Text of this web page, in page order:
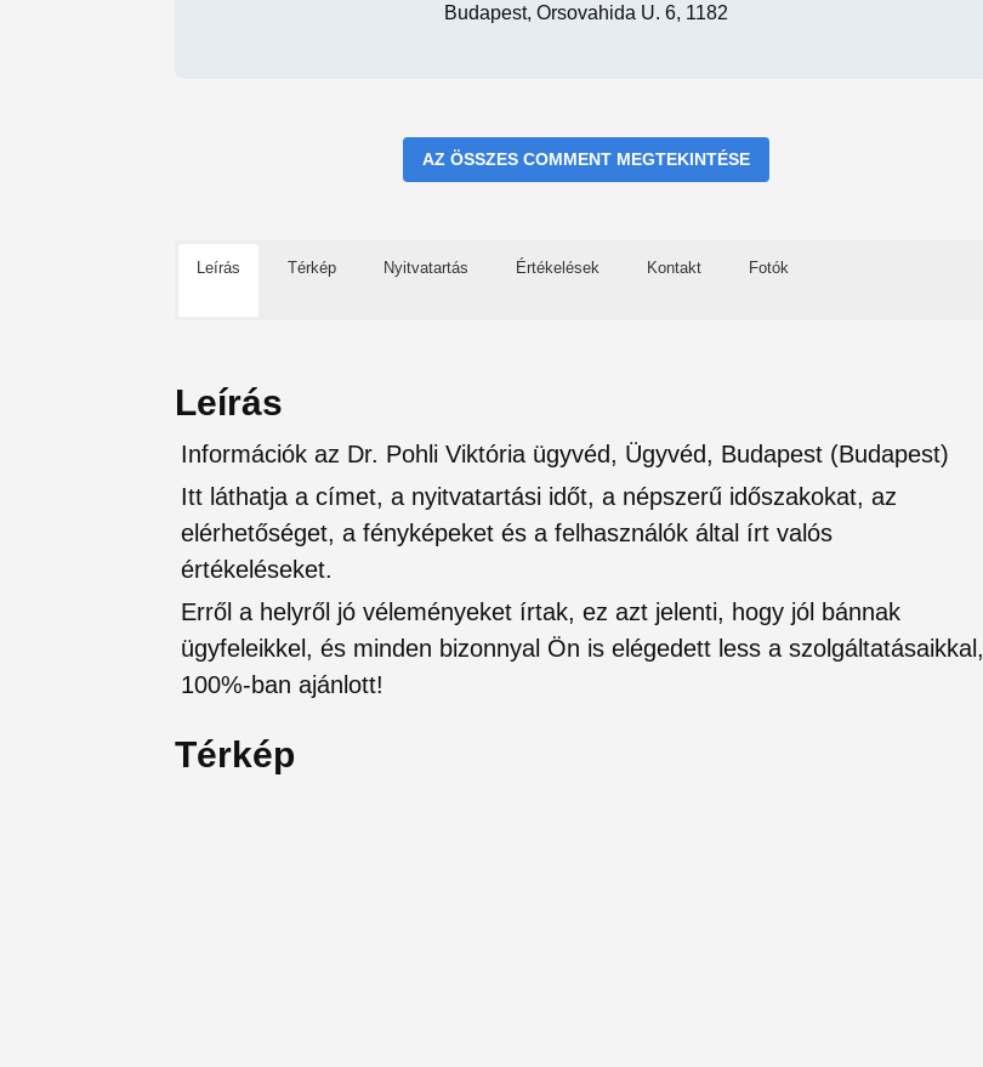
Budapest, Orsovahida U. 6, 1182
AZ ÖSSZES COMMENT MEGTEKINTÉSE
Leírás Térkép Nyitvatartás Értékelések Kontakt Fotók
Leírás
Információk az Dr. Pohli Viktória ügyvéd, Ügyvéd, Budapest (Budapest)
Itt láthatja a címet, a nyitvatartási időt, a népszerű időszakokat, az
elérhetőséget, a fényképeket és a felhasználók által írt valós
értékeléseket.
Erről a helyről jó véleményeket írtak, ez azt jelenti, hogy jól bánnak
ügyfeleikkel, és minden bizonnyal Ön is elégedett less a szolgáltatásaikkal,
100%-ban ajánlott!
Térkép